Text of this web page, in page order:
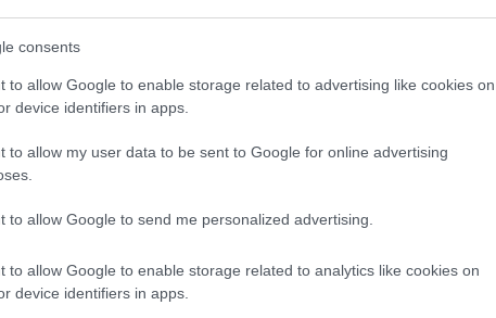
consents
to allow Google to enable storage related to advertising like cookies on
device identifiers in apps.
to allow my user data to be sent to Google for online advertising
to allow Google to send me personalized advertising.
to allow Google to enable storage related to analytics like cookies on
device identifiers in apps.